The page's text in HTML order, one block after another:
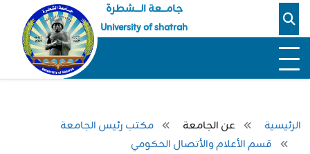
جامـــعة الــــشطرة
University of shatrah
الرئيسية عن الجامعة
مكتب رئيس الجامعة
قسم الأعلام والأتصال الحكومي